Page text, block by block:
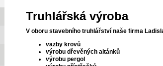
Truhlářská výroba
V oboru stavebního truhlářství naše firma
vazby krovů
výrobu dřevěných altánků
výrobu pergol